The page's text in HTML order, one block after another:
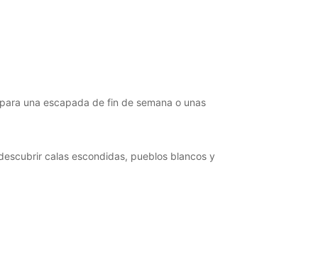
una escapada de fin de semana o unas
calas escondidas, pueblos blancos y